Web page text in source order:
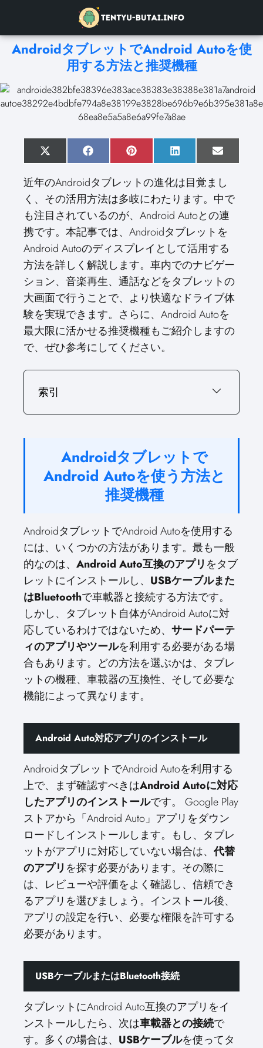
AndroidタブレットでAndroid Autoを使
用する方法と推奨機種
S
h
r
e
o
n
X
(
w
i
t
t
e
r
)
S
h
r
e
o
n
F
a
e
b
o
o
k
S
h
r
e
o
P
i
t
e
r
t
S
h
r
e
o
n
L
i
k
e
d
I
n
S
h
r
e
o
n
E
m
i
l
近年のAndroidタブレットの進化は目覚まし
く、その活用方法は多岐にわたります。中で
も注目されているのが、Android Autoとの連
携です。本記事では、Androidタブレットを
Android Autoのディスプレイとして活用する
方法を詳しく解説します。車内でのナビゲー
ション、音楽再生、通話などをタブレットの
大画面で行うことで、より快適なドライブ体
験を実現できます。さらに、Android Autoを
最大限に活かせる推奨機種もご紹介しますの
で、ぜひ参考にしてください。
索引
Androidタブレットで
Android Autoを使う方法と
推奨機種
AndroidタブレットでAndroid Autoを使用する
には、いくつかの方法があります。最も一般
的なのは、 Android Auto互換のアプリ をタブ
レットにインストールし、 USBケーブルまた
はBluetoothで車載器と接続する方法です。
しかし、タブレット自体がAndroid Autoに対
応しているわけではないため、 サードパーテ
ィのアプリやツールを利用する必要がある場
合もあります。どの方法を選ぶかは、タブレ
ットの機種、車載器の互換性、そして必要な
機能によって異なります。
Android Auto対応アプリのインストール
AndroidタブレットでAndroid Autoを利用する
上で、まず確認すべきはAndroid Autoに対応
したアプリのインストールです。 Google Play
ストアから「Android Auto」アプリをダウン
ロードしインストールします。もし、タブレ
ットがアプリに対応していない場合は、代替
のアプリ を探す必要があります。その際に
は、レビューや評価をよく確認し、信頼でき
るアプリを選びましょう。インストール後、
アプリの設定を行い、必要な権限を許可する
必要があります。
USBケーブルまたはBluetooth接続
タブレットにAndroid Auto互換のアプリをイ
ンストールしたら、次は車載器との接続で
す。多くの場合は、 USBケーブルを使ってタ